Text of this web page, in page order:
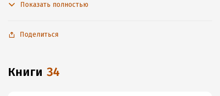
удобное приложение для iOS или Android, чтобы
Показать полностью
Поделиться
книги 34